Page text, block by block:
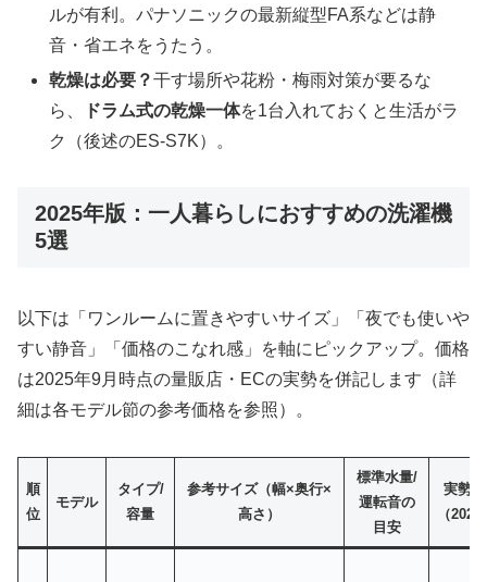
ルが有利。パナソニックの最新縦型FA系などは静
音・省エネをうたう。
乾燥は必要？干す場所や花粉・梅雨対策が要るな
ら、
ドラム式の乾燥一体を1台入れておくと生活がラ
ク（後述のES-S7K）。
2025年版：一人暮らしにおすすめの洗濯機
5選
以下は「ワンルームに置きやすいサイズ」「夜でも使いや
すい静音」「価格のこなれ感」を軸にピックアップ。価格
は2025年9月時点の量販店・ECの実勢を併記します（詳
細は各モデル節の参考価格を参照）。
順
位
モデル
タイプ/
容量
参考サイズ（幅×奥行×
高さ）
標準水量/
運転音の
目安
実勢
（